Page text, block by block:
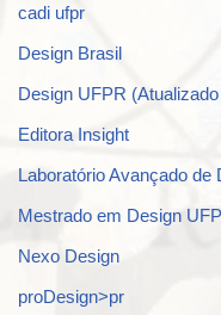
cadi ufpr
Design Brasil
Design UFPR
Editora Insight
Laboratório Avançado de
Mestrado em Design
Nexo Design
proDesign>pr